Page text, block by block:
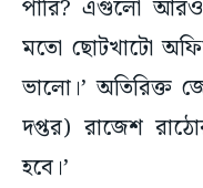
পারি? এগুলো আরও
মতো ছোটখাটো
ভালো।’ অতিরিক্ত
দপ্তর) রাজেশ
হবে।’